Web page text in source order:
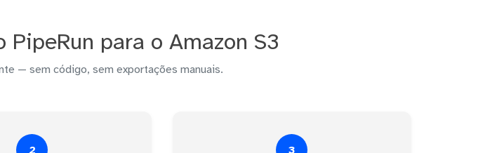
PipeRun para o Amazon S3
— sem código, sem exportações manuais.
2 3